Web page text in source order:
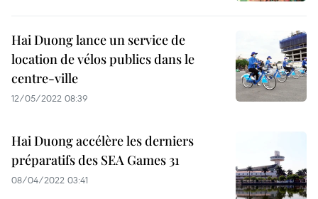
Hai Duong lance un service de
location de vélos publics dans le
centre-ville
12/05/2022 08:39
Hai Duong accélère les derniers
préparatifs des SEA Games 31
08/04/2022 03:41